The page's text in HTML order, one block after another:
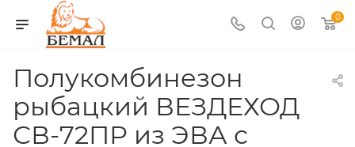
0
Полукомбинезон
рыбацкий ВЕЗДЕХОД
СВ-72ПР из ЭВА с